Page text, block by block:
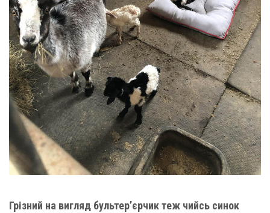
Грізний на вигляд бультер’єрчик теж чийсь синок